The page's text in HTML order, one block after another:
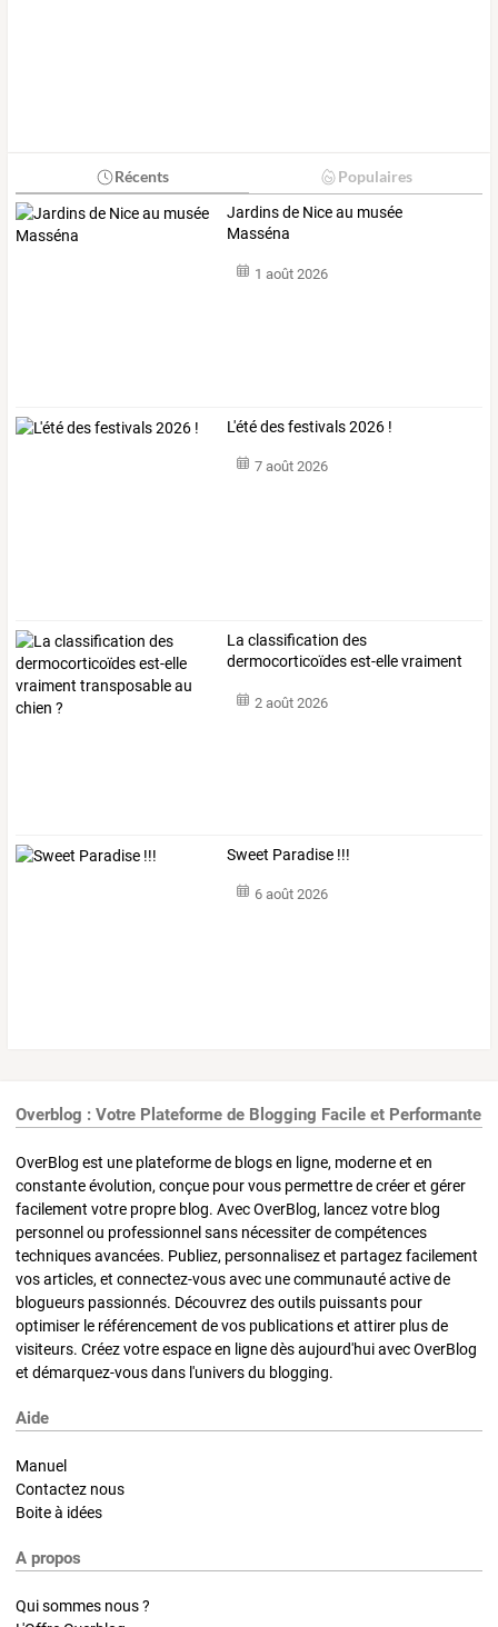
Récents Populaires
Jardins de Nice au musée
Masséna
1 août 2026
L'été des festivals 2026 !
7 août 2026
La classification des
dermocorticoïdesest-ellevraiment
2 août 2026
Sweet Paradise !!!
6 août 2026
Overblog : Votre Plateforme de Blogging Facile et Performante
OverBlog est une plateforme de blogs en ligne, moderne et en
constante évolution, conçue pour vous permettre de créer et gérer
facilement votre propre blog. Avec OverBlog, lancez votre blog
personnel ou professionnel sans nécessiter de compétences
techniques avancées. Publiez, personnalisez et partagez facilement
vos articles, et connectez-vous avec une communauté active de
blogueurs passionnés. Découvrez des outils puissants pour
optimiser le référencement de vos publications et attirer plus de
visiteurs. Créez votre espace en ligne dès aujourd'hui avec OverBlog
et démarquez-vous dans l'univers du blogging.
Aide
Manuel
Contactez nous
Boite à idées
A propos
Qui sommes nous ?